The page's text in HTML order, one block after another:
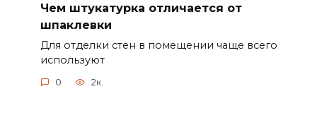
Чем штукатурка отличается от
шпаклевки
Для отделки стен в помещении чаще всего
используют
0 2к.